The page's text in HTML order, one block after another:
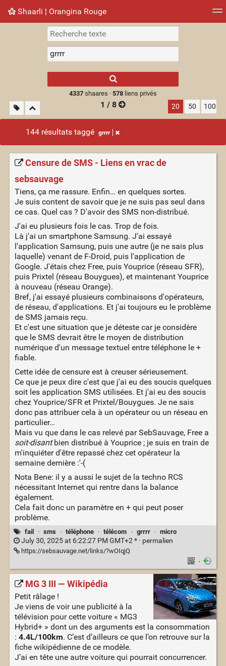
Shaarli ¦ Orangina Rouge
Nuage de tags Mur d'images
results.
4337shaares · 578liens privés
1 / 8 20 50 100
144 résultats taggé grrrr
Censure de SMS - Liens en vrac de
sebsauvage
Tiens, ça me rassure. Enfin… en quelques sortes.
Je suis content de savoir que je ne suis pas seul dans
ce cas. Quel cas ? D'avoir des SMS non-distribué.
J'ai eu plusieurs fois le cas. Trop de fois.
Là j'ai un smartphone Samsung. J'ai essayé
l'application Samsung, puis une autre (je ne sais plus
laquelle) venant de F-Droid, puis l'application de
Google. J'étais chez Free, puis Youprice (réseau SFR),
puis Prixtel (réseau Bouygues), et maintenant Youprice
à nouveau (réseau Orange).
Bref, j'ai essayé plusieurs combinaisons d'opérateurs,
de réseau, d'applications. Et j'ai toujours eu le problème
de SMS jamais reçu.
Et c'est une situation que je déteste car je considère
que le SMS devrait être le moyen de distribution
numérique d'un message textuel entre téléphone le +
fiable.
Cette idée de censure est à creuser sérieusement.
Ce que je peux dire c'est que j'ai eu des soucis quelques
soit les application SMS utilisées. Et j'ai eu des soucis
chez Youprice/SFR et Prixtel/Bouygues. Je ne sais
donc pas attribuer cela à un opérateur ou un réseau en
particulier…
Mais vu que dans le cas relevé par SebSauvage, Free a
soit-disantbien distribué à Youprice ; je suis en train de
m'inquiéter d'être repassé chez cet opérateur la
semaine dernière :'-(
Nota Bene: il y a aussi le sujet de la techno RCS
nécessitant Internet qui rentre dans la balance
également.
Cela fait donc un paramètre en + qui peut poser
problème.
fail · sms · téléphone · télécom · grrrr · micro
July 30, 2025 at 6:22:27 PM GMT+2 * · permalien
https://sebsauvage.net/links/?wOIqjQ
·
MG 3 III — Wikipédia
Petit râlage !
Je viens de voir une publicité à la
télévision pour cette voiture « MG3
Hybrid+ » dont un des arguments est la consommation
: 4.4L/100km. C’est d’ailleurs ce que l’on retrouve sur la
fiche wikipédienne de ce modèle.
J’ai en tête une autre voiture qui pourrait concurrencer.